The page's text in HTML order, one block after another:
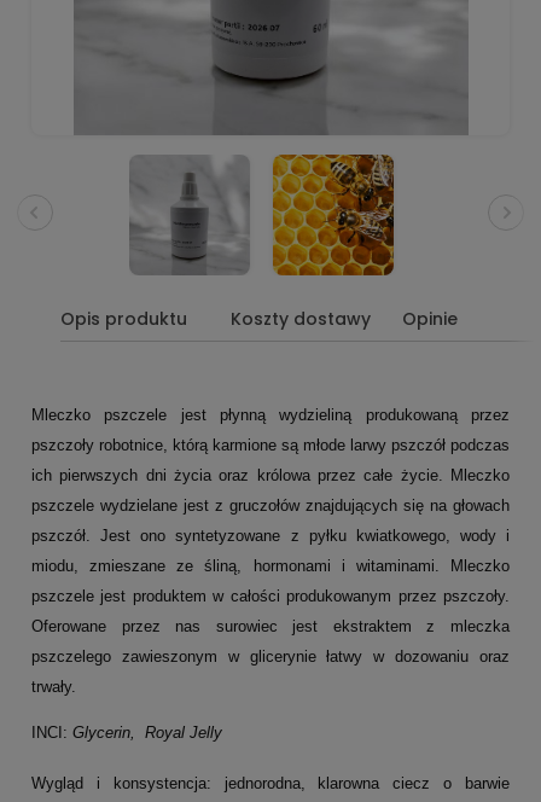
Opis produktu Koszty dostawy Opinie
Mleczko pszczele jest płynną wydzieliną produkowaną przez
pszczoły robotnice, którą karmione są młode larwy pszczół podczas
ich pierwszych dni życia oraz królowa przez całe życie. Mleczko
pszczele wydzielane jest z gruczołów znajdujących się na głowach
pszczół. Jest ono syntetyzowane z pyłku kwiatkowego, wody i
miodu, zmieszane ze śliną, hormonami i witaminami. Mleczko
pszczele jest produktem w całości produkowanym przez pszczoły.
Oferowane przez nas surowiec jest ekstraktem z mleczka
pszczelego zawieszonym w glicerynie łatwy w dozowaniu oraz
trwały.
INCI: Glycerin, Royal Jelly
Wygląd i konsystencja: jednorodna, klarowna ciecz o barwie